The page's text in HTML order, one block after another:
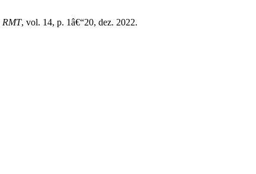
RMT, vol. 14, p. 1â€“20, dez. 2022.